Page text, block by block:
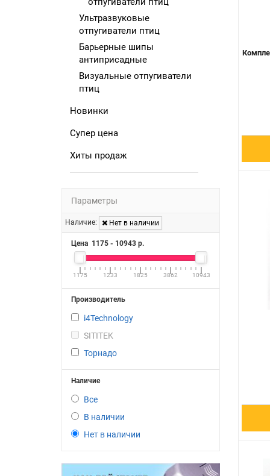
Ультразвуковые
отпугиватели птиц
Барьерные шипы
антиприсадные
Визуальные отпугиватели
птиц
Новинки
Супер цена
Хиты продаж
Параметры
Наличие: Нет в наличии
Цена 1175 - 10943 р.
1175 1233 1825 3862 10943
Производитель
i4Technology
SITITEK
Торнадо
Наличие
Все
В наличии
Нет в наличии